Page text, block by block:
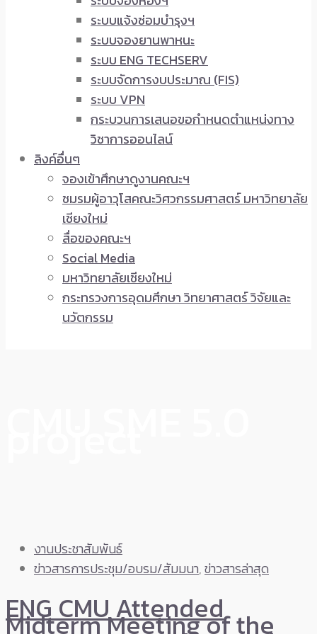
ระบบแจ้งซ่อมบำรุงฯ
ระบบจองยานพาหนะ
ระบบ ENG TECHSERV
ระบบจัดการงบประมาณ (FIS)
ระบบ VPN
กระบวนการเสนอขอกำหนดตำแหน่งทาง
วิชาการออนไลน์
ลิงค์อื่นๆ
จองเข้าศึกษาดูงานคณะฯ
ชมรมผู้อาวุโสคณะวิศวกรรมศาสตร์ มหาวิทยาลัย
เชียงใหม่
สื่อของคณะฯ
Social Media
มหาวิทยาลัยเชียงใหม่
กระทรวงการอุดมศึกษา วิทยาศาสตร์ วิจัยและ
นวัตกรรม
งานประชาสัมพันธ์
ข่าวสารการประชุม/อบรม/สัมมนา,ข่าวสารล่าสุด
ENG CMU Attended
Midterm Meeting of the